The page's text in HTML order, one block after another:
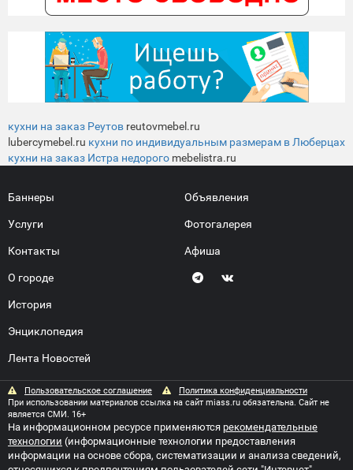
кухни на заказ Реутов reutovmebel.ru
lubercymebel.ru кухни по индивидуальным размерам в Люберцах
кухни на заказ Истра недорого mebelistra.ru
Баннеры
Услуги
Контакты
О городе
История
Энциклопедия
Лента Новостей
Объявления
Фотогалерея
Афиша
Пользовательское соглашение
Политика конфиденциальности
При использовании материалов ссылка на сайт miass.ru обязательна. Сайт не
является СМИ. 16+
На информационном ресурсе применяются рекомендательные
технологии (информационные технологии предоставления
информации на основе сбора, систематизации и анализа сведений,